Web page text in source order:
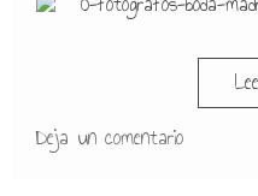
Deja un comentario